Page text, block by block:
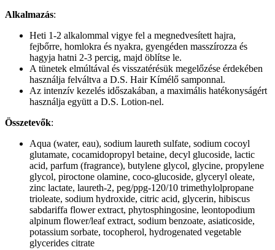
Alkalmazás:
Heti 1-2 alkalommal vigye fel a megnedvesített hajra,
fejbőrre, homlokra és nyakra, gyengéden masszírozza és
hagyja hatni 2-3 percig, majd öblítse le.
A tünetek elmúltával és visszatérésük megelőzése érdekében
használja felváltva a D.S. Hair Kímélő samponnal.
Az intenzív kezelés időszakában, a maximális hatékonyságért
használja együtt a D.S. Lotion-nel.
Összetevők:
Aqua (water, eau), sodium laureth sulfate, sodium cocoyl
glutamate, cocamidopropyl betaine, decyl glucoside, lactic
acid, parfum (fragrance), butylene glycol, glycine, propylene
glycol, piroctone olamine, coco-glucoside, glyceryl oleate,
zinc lactate, laureth-2, peg/ppg-120/10 trimethylolpropane
trioleate, sodium hydroxide, citric acid, glycerin, hibiscus
sabdariffa flower extract, phytosphingosine, leontopodium
alpinum flower/leaf extract, sodium benzoate, asiaticoside,
potassium sorbate, tocopherol, hydrogenated vegetable
glycerides citrate